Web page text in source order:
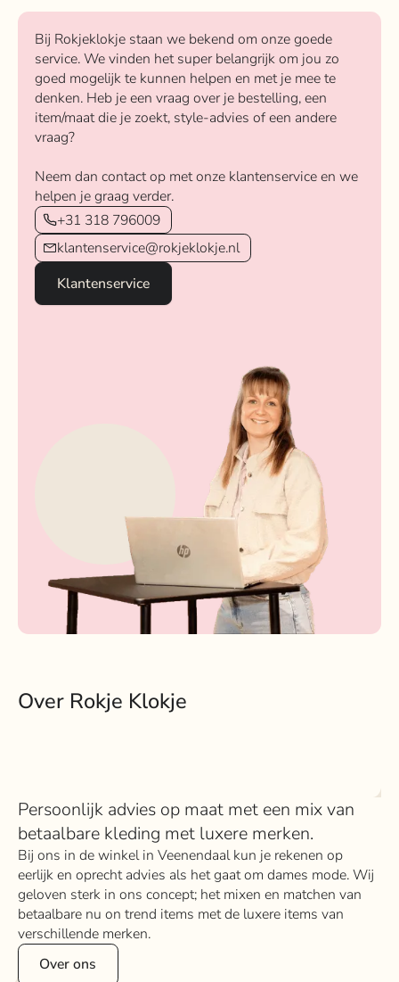
Bij Rokjeklokje staan we bekend om onze goede
service. We vinden het super belangrijk om jou zo
goed mogelijk te kunnen helpen en met je mee te
denken. Heb je een vraag over je bestelling, een
item/maat die je zoekt, style-advies of een andere
vraag?
Neem dan contact op met onze klantenservice en we
helpen je graag verder.
+31 318 796009
klantenservice@rokjeklokje.nl
Klantenservice
Over Rokje Klokje
Persoonlijk advies op maat met een mix van
betaalbare kleding met luxere merken.
Bij ons in de winkel in Veenendaal kun je rekenen op
eerlijk en oprecht advies als het gaat om dames mode. Wij
geloven sterk in ons concept; het mixen en matchen van
betaalbare nu on trend items met de luxere items van
verschillende merken.
Over ons